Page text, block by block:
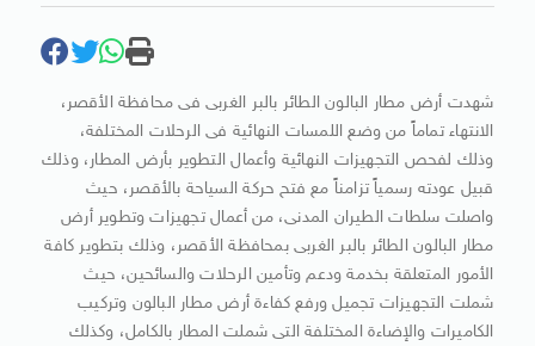
شهدت أرض مطار البالون الطائر بالبر الغربى فى محافظة الأقصر،
الانتهاء تماماً من وضع اللمسات النهائية فى الرحلات المختلفة،
وذلك لفحص التجهيزات النهائية وأعمال التطوير بأرض المطار، وذلك
قبيل عودته رسمياً تزامناً مع فتح حركة السياحة بالأقصر، حيث
واصلت سلطات الطيران المدنى، من أعمال تجهيزات وتطوير أرض
مطار البالون الطائر بالبر الغربى بمحافظة الأقصر، وذلك بتطوير كافة
الأمور المتعلقة بخدمة ودعم وتأمين الرحلات والسائحين، حيث
شملت التجهيزات تجميل ورفع كفاءة أرض مطار البالون وتركيب
الكاميرات والإضاءة المختلفة التى شملت المطار بالكامل، وكذلك